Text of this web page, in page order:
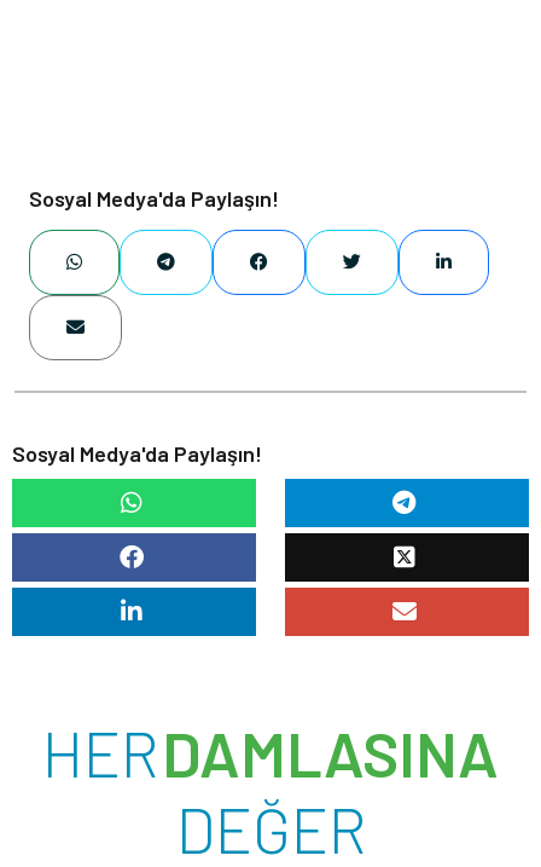
Sosyal Medya'da Paylaşın!
Sosyal Medya'da Paylaşın!
HERDAMLASINA
DEĞER